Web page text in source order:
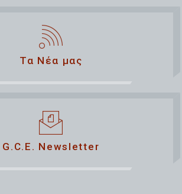
Τα Νέα μας
G.C.E. Newsletter